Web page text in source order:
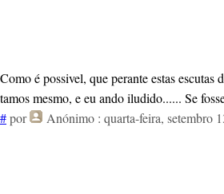
Como é possivel, que perante estas
tamos mesmo, e eu ando iludido...... Se
#por Anónimo : quarta-feira, setembro